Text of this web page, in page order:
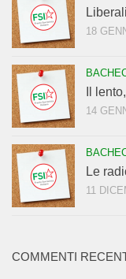
18
Il
14
Le
11
COMMENTI